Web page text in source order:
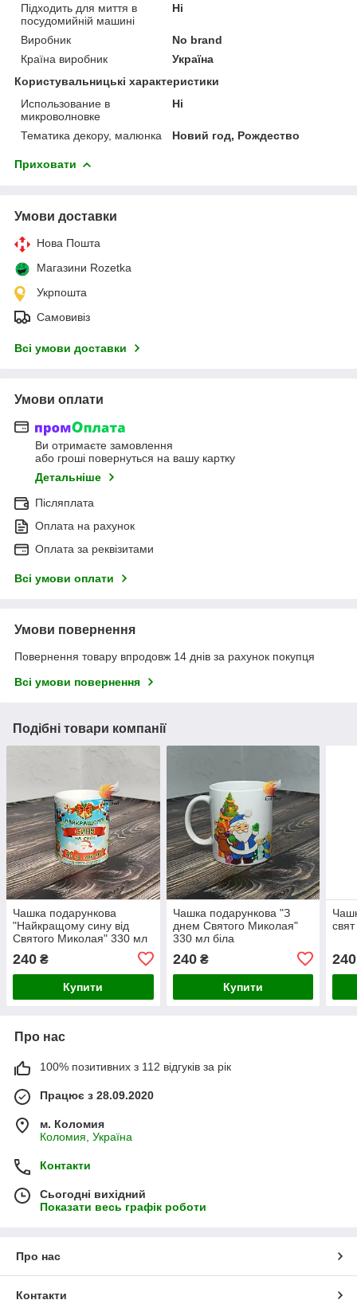
Підходить для миття в
посудомийній машині
Ні
Виробник
No brand
Країна виробник
Україна
Користувальницькі характеристики
Использование в
микроволновке
Ні
Тематика декору, малюнка Новий год, Рождество
Приховати
Умови доставки
Нова Пошта
Магазини Rozetka
Укрпошта
Самовивіз
Всі умови доставки
Умови оплати
Ви отримаєте замовлення
або гроші повернуться на вашу картку
Детальніше
Післяплата
Оплата на рахунок
Оплата за реквізитами
Всі умови оплати
Умови повернення
Повернення товару впродовж 14 днів за рахунок покупця
Всі умови повернення
Подібні товари компанії
Чашка подарункова
"Найкращому сину від
Святого Миколая" 330 мл
з Днем Святого Миколая
240 ₴
Купити
Чашка подарункова "З
днем Святого Миколая"
330 мл біла
240₴
Купити
240
Про нас
100% позитивних з 112 відгуків за рік
Працює з 28.09.2020
м. Коломия
Коломия, Україна
Контакти
Сьогодні вихідний
Показати весь графік роботи
Про нас
Контакти